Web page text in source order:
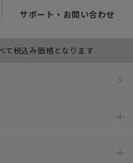
サポート・お問い合わせ
て税込み価格となります